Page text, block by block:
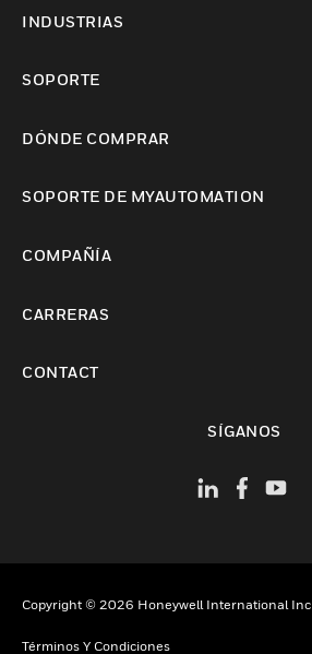
INDUSTRIAS
SOPORTE
DÓNDE COMPRAR
SOPORTE DE MYAUTOMATION
COMPAÑÍA
CARRERAS
CONTACT
SÍGANOS
Copyright © 2026 Honeywell International Inc
Términos Y Condiciones